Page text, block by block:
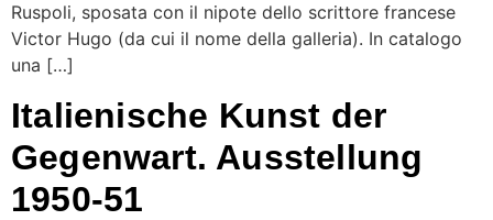
Ruspoli, sposata con il nipote dello scrittore francese
Victor Hugo (da cui il nome della galleria). In catalogo
una […]
Italienische Kunst der
Gegenwart. Ausstellung
1950-51